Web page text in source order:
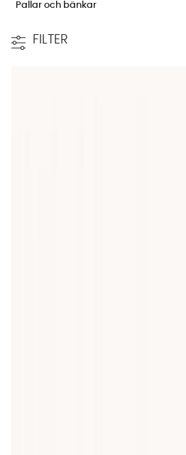
Pallar och bänkar
FILTER